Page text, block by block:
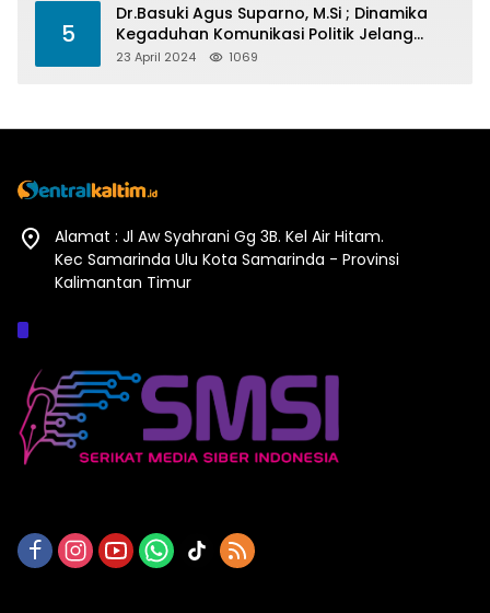
5
Dr.Basuki Agus Suparno, M.Si ; Dinamika
Kegaduhan Komunikasi Politik Jelang
Pesta Politik 2024
23 April 2024 1069
Alamat : Jl Aw Syahrani Gg 3B. Kel Air Hitam.
Kec Samarinda Ulu Kota Samarinda - Provinsi
Kalimantan Timur